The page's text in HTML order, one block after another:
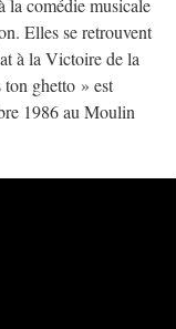
la comédie musicale
Elles se retrouvent
à la Victoire de la
ghetto » est
1986 au Moulin